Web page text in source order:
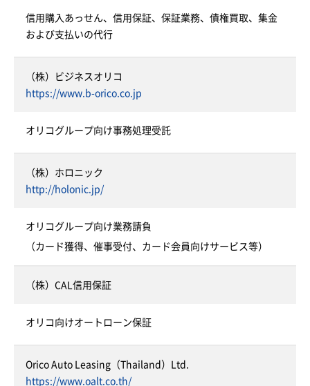
信用購入あっせん、信用保証、保証業務、債権買取、集金
および支払いの代行
（株）ビジネスオリコ
https://www.b-orico.co.jp
オリコグループ向け事務処理受託
（株）ホロニック
http://holonic.jp/
オリコグループ向け業務請負
（カード獲得、催事受付、カード会員向けサービス等）
（株）CAL信用保証
オリコ向けオートローン保証
Orico Auto Leasing（Thailand）Ltd.
https://www.oalt.co.th/